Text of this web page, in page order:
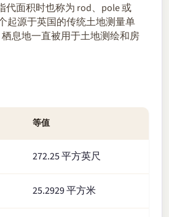
代面积时也称为 rod、pole 或
起源于英国的传统土地测量单
息地一直被用于土地测绘和房
等值
272.25 平方英尺
25.2929 平方米